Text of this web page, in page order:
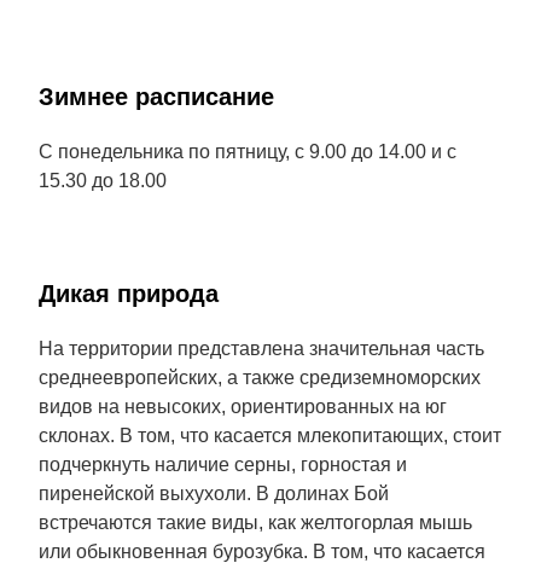
Зимнее расписание
С понедельника по пятницу, с 9.00 до 14.00 и с
15.30 до 18.00
Дикая природа
На территории представлена значительная часть
среднеевропейских, а также средиземноморских
видов на невысоких, ориентированных на юг
склонах. В том, что касается млекопитающих, стоит
подчеркнуть наличие серны, горностая и
пиренейской выхухоли. В долинах Бой
встречаются такие виды, как желтогорлая мышь
или обыкновенная бурозубка. В том, что касается